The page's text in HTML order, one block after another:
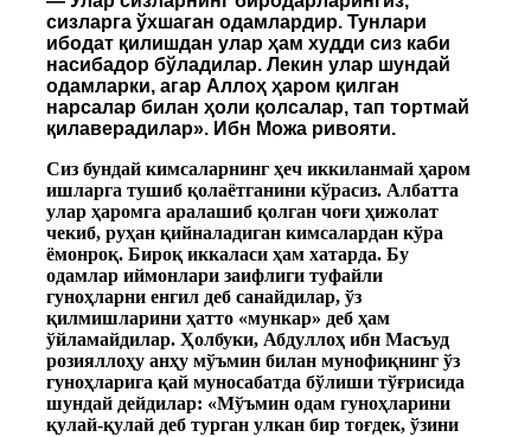
сизларга ўхшаган одамлардир. Тунлари
ибодат қилишдан улар ҳам худди сиз каби
насибадор бўладилар. Лекин улар шундай
одамларки, агар Аллоҳ ҳаром қилган
нарсалар билан ҳоли қолсалар, тап тортмай
қилаверадилар». Ибн Можа ривояти.
Сиз бундай кимсаларнинг ҳеч иккиланмай ҳаром
ишларга тушиб қолаётганини кўрасиз. Албатта
улар ҳаромга аралашиб қолган чоғи ҳижолат
чекиб, руҳан қийналадиган кимсалардан кўра
ёмонроқ. Бироқ иккаласи ҳам хатарда. Бу
одамлар иймонлари заифлиги туфайли
гуноҳларни енгил деб санайдилар, ўз
қилмишларини ҳатто «мункар» деб ҳам
ўйламайдилар. Ҳолбуки, Абдуллоҳ ибн Масъуд
розияллоҳу анҳу мўъмин билан мунофиқнинг ўз
гуноҳларига қай муносабатда бўлиши тўғрисида
шундай дейдилар: «Мўъмин одам гуноҳларини
қулай-қулай деб турган улкан бир тоғдек, ўзини